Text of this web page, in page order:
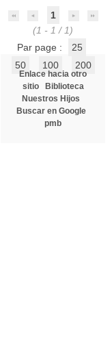
1
(1 - 1 / 1)
Par page :
25
50
100 200
Enlace hacia otro
sitio
Biblioteca
Nuestros Hijos
Buscar en Google
pmb